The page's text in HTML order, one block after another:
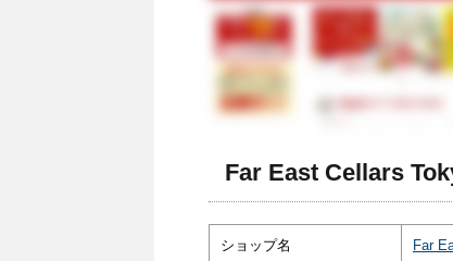
Far East Cellars
ショップ名 Far